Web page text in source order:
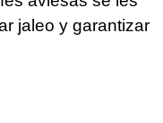
jaleo y garantizar